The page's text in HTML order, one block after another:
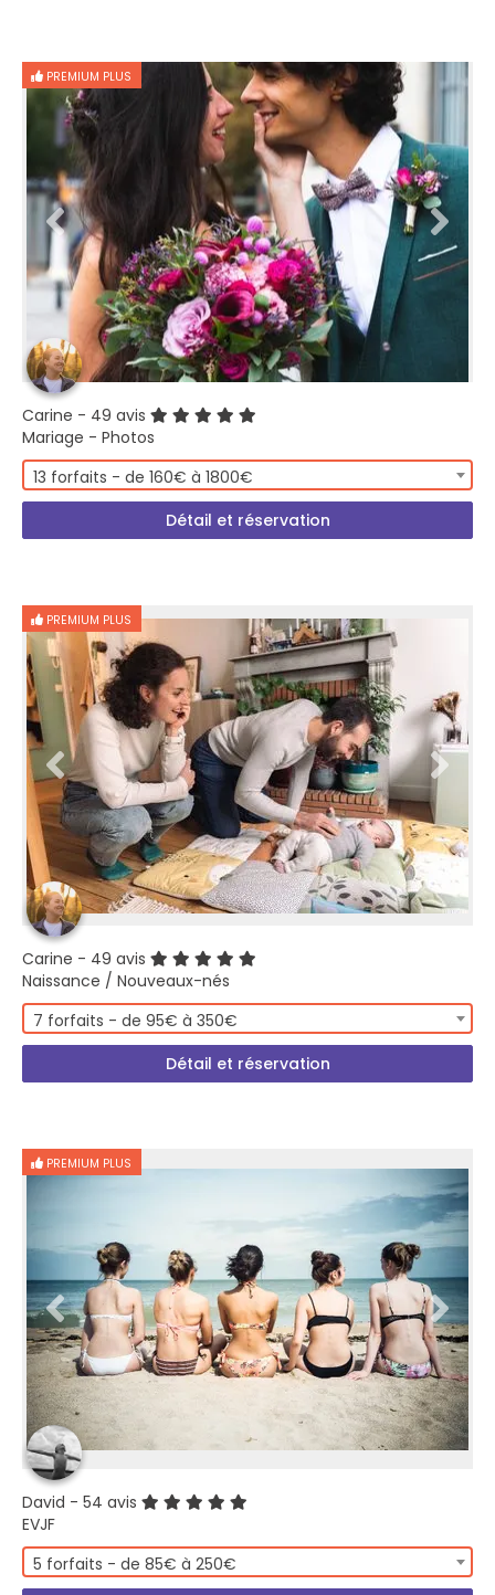
PREMIUM PLUS
Carine - 49 avis
Mariage - Photos
13 forfaits - de 160€ à 1800€
Détail et réservation
PREMIUM PLUS
Carine - 49 avis
Naissance / Nouveaux-nés
7 forfaits - de 95€ à 350€
Détail et réservation
PREMIUM PLUS
David - 54 avis
EVJF
5 forfaits - de 85€ à 250€